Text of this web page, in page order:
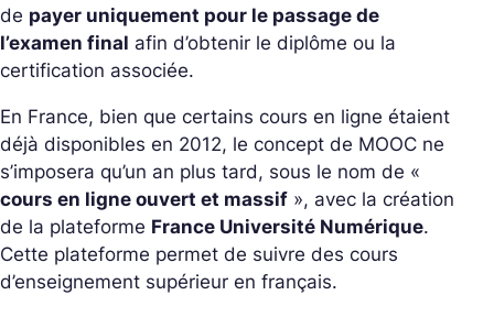
de payer uniquement pour le passage de
l’examen final afin d’obtenir le diplôme ou la
certification associée.
En France, bien que certains cours en ligne étaient
déjà disponibles en 2012, le concept de MOOC ne
s’imposera qu’un an plus tard, sous le nom de «
cours en ligne ouvert et massif », avec la création
de la plateforme France Université Numérique.
Cette plateforme permet de suivre des cours
d’enseignement supérieur en français.